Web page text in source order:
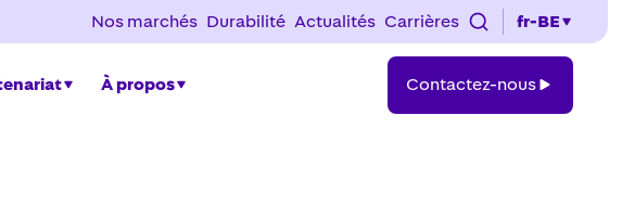
Nos marchés Durabilité Actualités Carrières fr-BE
À propos
nous
Contactez-nous